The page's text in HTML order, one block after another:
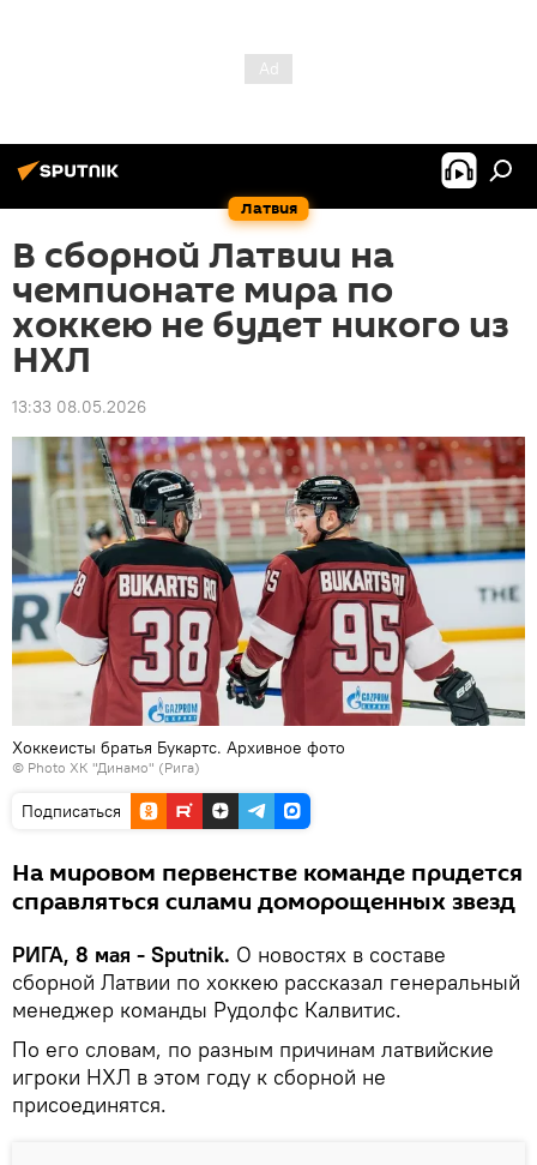
Латвия
В сборной Латвии на
чемпионате мира по
хоккею не будет никого из
НХЛ
13:33 08.05.2026
Хоккеисты братья Букартс. Архивное фото
© Photo ХК "Динамо" (Рига)
Подписаться
На мировом первенстве команде придется
справляться силами доморощенных звезд
РИГА, 8 мая - Sputnik. О новостях в составе
сборной Латвии по хоккею рассказал генеральный
менеджер команды Рудолфс Калвитис.
По его словам, по разным причинам латвийские
игроки НХЛ в этом году к сборной не
присоединятся.